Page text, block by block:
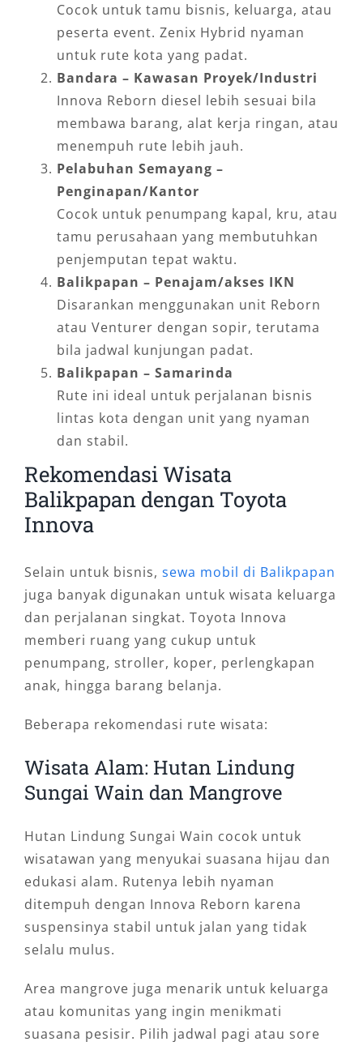
Cocok untuk tamu bisnis, keluarga, atau
peserta event. Zenix Hybrid nyaman
untuk rute kota yang padat.
Bandara – Kawasan Proyek/Industri
Innova Reborn diesel lebih sesuai bila
membawa barang, alat kerja ringan, atau
menempuh rute lebih jauh.
Pelabuhan Semayang –
Penginapan/Kantor
Cocok untuk penumpang kapal, kru, atau
tamu perusahaan yang membutuhkan
penjemputan tepat waktu.
Balikpapan – Penajam/akses IKN
Disarankan menggunakan unit Reborn
atau Venturer dengan sopir, terutama
bila jadwal kunjungan padat.
Balikpapan – Samarinda
Rute ini ideal untuk perjalanan bisnis
lintas kota dengan unit yang nyaman
dan stabil.
Rekomendasi Wisata
Balikpapan dengan Toyota
Innova
Selain untuk bisnis, sewa mobil di Balikpapan
juga banyak digunakan untuk wisata keluarga
dan perjalanan singkat. Toyota Innova
memberi ruang yang cukup untuk
penumpang, stroller, koper, perlengkapan
anak, hingga barang belanja.
Beberapa rekomendasi rute wisata:
Wisata Alam: Hutan Lindung
Sungai Wain dan Mangrove
Hutan Lindung Sungai Wain cocok untuk
wisatawan yang menyukai suasana hijau dan
edukasi alam. Rutenya lebih nyaman
ditempuh dengan Innova Reborn karena
suspensinya stabil untuk jalan yang tidak
selalu mulus.
Area mangrove juga menarik untuk keluarga
atau komunitas yang ingin menikmati
suasana pesisir. Pilih jadwal pagi atau sore